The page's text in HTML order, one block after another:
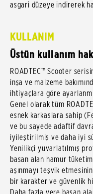
asgari düzeye indirerek
KULLANIM
Üstün kullanım
ROADTEC™ Scooter
inşa ve malzeme
ihtiyaçlara göre
Genel olarak tüm
esnek karkaslara sahip
ve bu sayede adaftif
iyileştirilmiş ve daha iyi
Yenilikçi yuvarlatılmış
basan alan hamur
aşınmayı teşvik
bir karakter ve güvenlik